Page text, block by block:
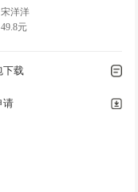
洋洋
元
下载
请